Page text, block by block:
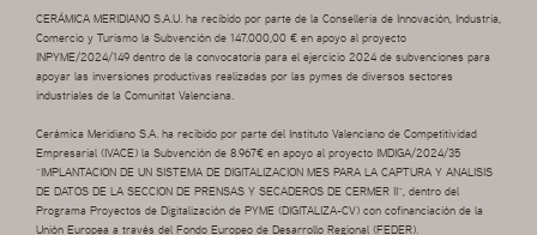
CERÁMICA MERIDIANO S.A.U. ha recibido por parte de la Conselleria de Innovación, Industria,
Comercio y Turismo la Subvención de 147.000,00 € en apoyo al proyecto
INPYME/2024/149 dentro de la convocatoria para el ejercicio 2024 de subvenciones para
apoyar las inversiones productivas realizadas por las pymes de diversos sectores
industriales de la Comunitat Valenciana.
Cerámica Meridiano S.A. ha recibido por parte del Instituto Valenciano de Competitividad
Empresarial (IVACE) la Subvención de 8.967€ en apoyo al proyecto IMDIGA/2024/35
“IMPLANTACION DE UN SISTEMA DE DIGITALIZACION MES PARA LA CAPTURA Y ANALISIS
DE DATOS DE LA SECCION DE PRENSAS Y SECADEROS DE CERMER II”, dentro del
Programa Proyectos de Digitalización de PYME (DIGITALIZA-CV) con cofinanciación de la
Unión Europea a través del Fondo Europeo de Desarrollo Regional (FEDER).